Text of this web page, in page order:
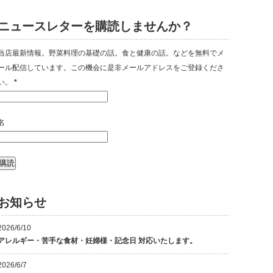
ュースレターを購読しませんか？
店最新情報。野菜料理の基礎の話。食と健康の話。などを無料でメ
ル配信しています。この機会に是非メールアドレスをご登録くださ
。 *
知らせ
6/10
レルギー・苦手な食材・妊婦様・記念日 対応いたします。
6/7